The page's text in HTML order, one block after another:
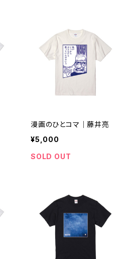
漫画のひとコマ｜藤井亮
¥5,000
SOLD OUT